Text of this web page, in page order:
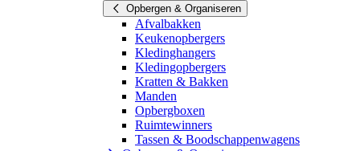
Opbergen & Organiseren
Afvalbakken
Keukenopbergers
Kledinghangers
Kledingopbergers
Kratten & Bakken
Manden
Opbergboxen
Ruimtewinners
Tassen & Boodschappenwagens